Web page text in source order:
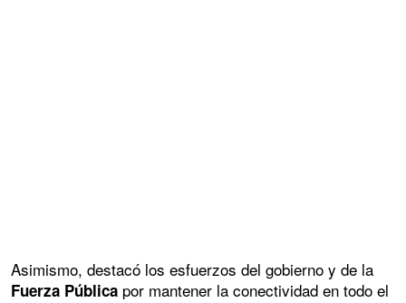
Asimismo, destacó los esfuerzos del gobierno y de la
Fuerza Pública por mantener la conectividad en todo el